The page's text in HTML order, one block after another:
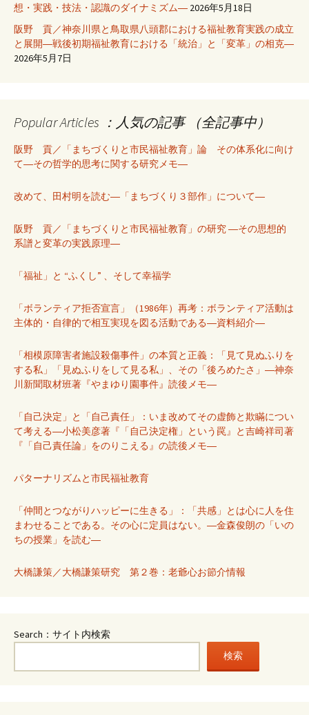
想・実践・技法・認識のダイナミズム― 2026年5月18日
阪野 貢／神奈川県と鳥取県八頭郡における福祉教育実践の成立
と展開―戦後初期福祉教育における「統治」と「変革」の相克―
2026年5月7日
Popular Articles ：人気の記事 （全記事中）
阪野 貢／「まちづくりと市民福祉教育」論 その体系化に向け
て―その哲学的思考に関する研究メモ―
改めて、田村明を読む―「まちづくり３部作」について―
阪野 貢／「まちづくりと市民福祉教育」の研究 ―その思想的
系譜と変革の実践原理―
「福祉」と “ふくし” 、そして幸福学
「ボランティア拒否宣言」（1986年）再考：ボランティア活動は
主体的・自律的で相互実現を図る活動である―資料紹介―
「相模原障害者施設殺傷事件」の本質と正義：「見て見ぬふりを
する私」「見ぬふりをして見る私」、その「後ろめたさ」―神奈
川新聞取材班著『やまゆり園事件』読後メモ―
「自己決定」と「自己責任」：いま改めてその虚飾と欺瞞につい
て考える―小松美彦著『「自己決定権」という罠』と吉崎祥司著
『「自己責任論」をのりこえる』の読後メモ―
パターナリズムと市民福祉教育
「仲間とつながりハッピーに生きる」：「共感」とは心に人を住
まわせることである。その心に定員はない。―金森俊朗の「いの
ちの授業」を読む―
大橋謙策／大橋謙策研究 第２巻：老爺心お節介情報
Search：サイト内検索
検索